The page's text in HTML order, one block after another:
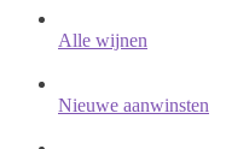
Alle wijnen
Nieuwe aanwinsten